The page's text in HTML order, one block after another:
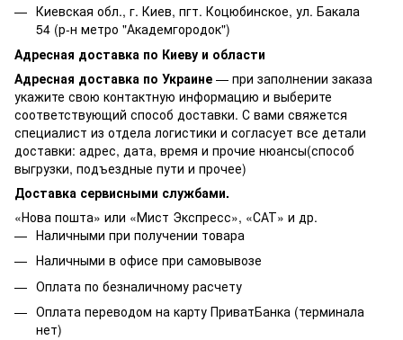
Киевская обл., г. Киев, пгт. Коцюбинское, ул. Бакала
54 (р-н метро "Академгородок")
Адресная доставка по Киеву и области
Адресная доставка по Украине — при заполнении заказа
укажите свою контактную информацию и выберите
соответствующий способ доставки. С вами свяжется
специалист из отдела логистики и согласует все детали
доставки: адрес, дата, время и прочие нюансы(способ
выгрузки, подъездные пути и прочее)
Доставка сервисными службами.
«Нова пошта» или «Мист Экспресс», «САТ» и др.
Наличными при получении товара
Наличными в офисе при самовывозе
Оплата по безналичному расчету
Оплата переводом на карту ПриватБанка (терминала
нет)